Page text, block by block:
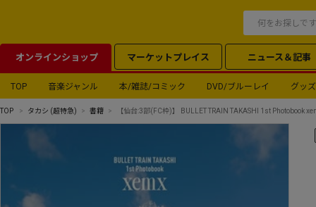
オンラインショップ マーケットプレイス ニュース＆記事
TOP 音楽ジャンル 本/雑誌/コミック DVD/ブルーレイ グッズ
TOP タカシ (超特急) 書籍 【仙台:3部(FC枠)】 BULLET TRAIN TAKASHI 1st Photobook